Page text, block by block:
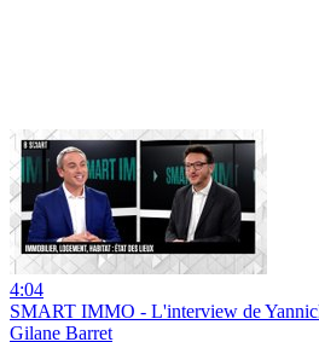
4:04
SMART IMMO - L'interview de
Gilane Barret